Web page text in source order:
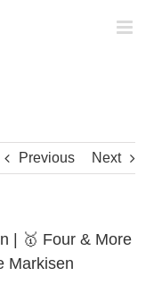
Previous Next
| 🥇 Four & More
Markisen